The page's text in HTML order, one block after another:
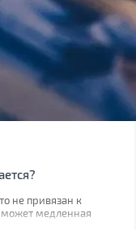
не привязан к
может медленная